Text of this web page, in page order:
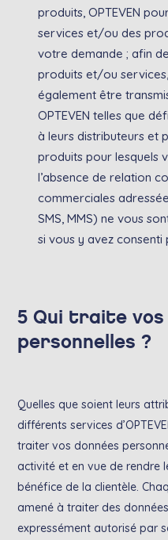
produits, OPTEVEN
services et/ou des
votre demande ; afin
produits et/ou
également être
OPTEVEN telles que
à leurs distributeurs et
produits pour lesquels
l’absence de relation
commerciales
SMS, MMS) ne vous
si vous y avez consenti
5 Qui traite vos
personnelles ?
Quelles que soient leurs
différents services
traiter vos données
activité et en vue de rendre
bénéfice de la clientèle.
amené à traiter des
expressément autorisé par